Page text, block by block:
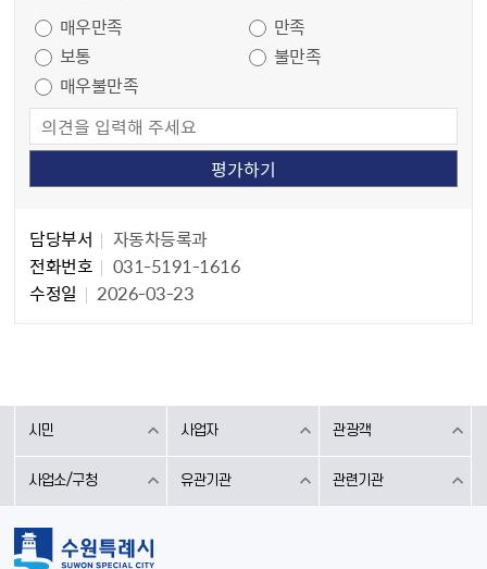
매우만족
만족
보통
불만족
매우불만족
담당부서
자동차등록과
전화번호
031-5191-1616
수정일
2026-03-23
시민 사업자 관광객
사업소/구청 유관기관 관련기관